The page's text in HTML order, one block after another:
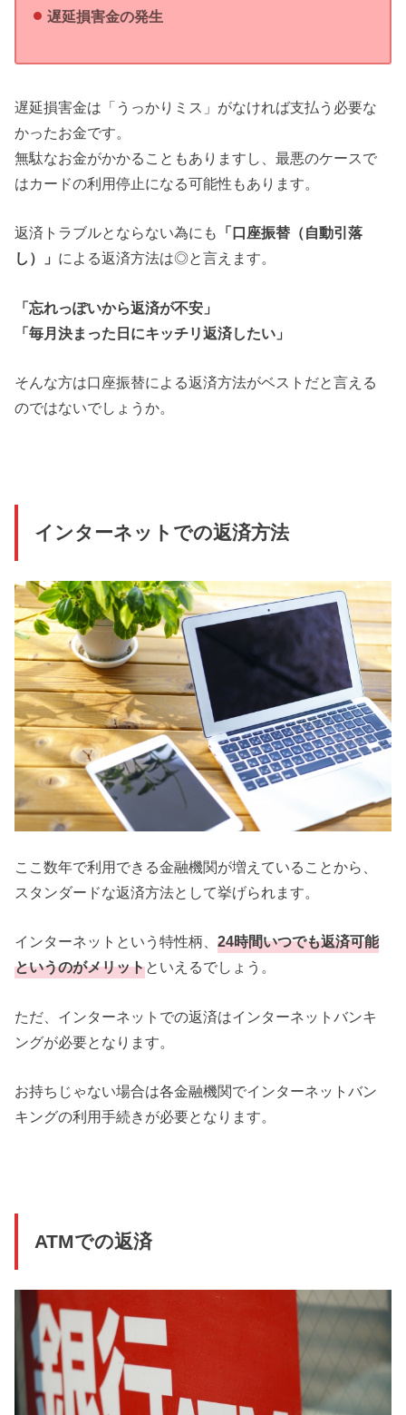
遅延損害金の発生
遅延損害金は「うっかりミス」がなければ支払う必要な
かったお金です。
無駄なお金がかかることもありますし、最悪のケースで
はカードの利用停止になる可能性もあります。
返済トラブルとならない為にも
「口座振替（自動引落
し）」 による返済方法は◎と言えます。
「忘れっぽいから返済が不安」
「毎月決まった日にキッチリ返済したい」
そんな方は口座振替による返済方法がベストだと言える
のではないでしょうか。
インターネットでの返済方法
ここ数年で利用できる金融機関が増えていることから、
スタンダードな返済方法として挙げられます。
インターネットという特性柄、24時間いつでも返済可能
というのがメリットといえるでしょう。
ただ、インターネットでの返済はインターネットバンキ
ングが必要となります。
お持ちじゃない場合は各金融機関でインターネットバン
キングの利用手続きが必要となります。
ATMでの返済